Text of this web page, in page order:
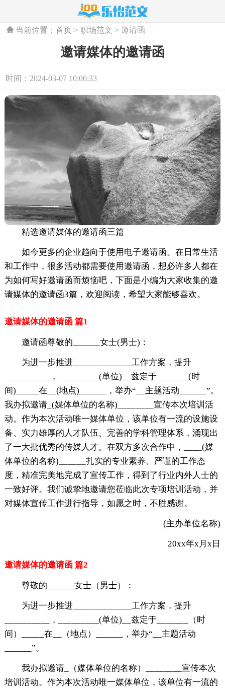
当前位置：首页 >职场范文 >邀请函
邀请媒体的邀请函
时间：2024-03-07 10:06:33
精选邀请媒体的邀请函三篇
如今更多的企业趋向于使用电子邀请函。在日常生活
和工作中，很多活动都需要使用邀请函，想必许多人都在
为如何写好邀请函而烦恼吧，下面是小编为大家收集的邀
请媒体的邀请函3篇，欢迎阅读，希望大家能够喜欢。
邀请媒体的邀请函 篇1
邀请函尊敬的______女士(男士)：
为进一步推进_____________工作方案，提升
__________，_________(单位)__兹定于_______(时
间)_____在__(地点)______，举办“__主题活动______”。
我办拟邀请_(媒体单位的名称)________宣传本次培训活
动。作为本次活动唯一媒体单位，该单位有一流的设施设
备、实力雄厚的人才队伍、完善的学科管理体系，涌现出
了一大批优秀的传媒人才。在双方多次合作中，____(媒
体单位的名称)______扎实的专业素养、严谨的工作态
度，精准完美地完成了宣传工作，得到了行业内外人士的
一致好评。我们诚挚地邀请您莅临此次专项培训活动，并
对媒体宣传工作进行指导，如愿之时，不胜感谢。
(主办单位名称)
20xx年x月x日
邀请媒体的邀请函 篇2
尊敬的______女士（男士）：
为进一步推进_____________工作方案，提升
__________，_________(单位)__兹定于_______（时
间）_____在__（地点）______，举办“__主题活动
______”。
我办拟邀请_（媒体单位的名称）________宣传本次
培训活动。作为本次活动唯一媒体单位，该单位有一流的